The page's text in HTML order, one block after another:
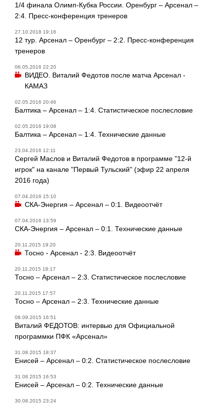
1/4 финала Олимп-Кубка России. Оренбург – Арсенал –
2:4. Пресс-конференция тренеров
27.10.2018 19:16
12 тур. Арсенал – Оренбург – 2:2. Пресс-конференция
тренеров
06.05.2016 22:20
ВИДЕО. Виталий Федотов после матча Арсенал -
КАМАЗ
02.05.2016 20:46
Балтика – Арсенал – 1:4. Статистическое послесловие
02.05.2016 19:08
Балтика – Арсенал – 1:4. Технические данные
23.04.2016 12:11
Сергей Маслов и Виталий Федотов в программе "12-й
игрок" на канале "Первый Тульский" (эфир 22 апреля
2016 года)
07.04.2016 15:10
СКА-Энергия – Арсенал – 0:1. Видеоотчёт
07.04.2016 13:59
СКА-Энергия – Арсенал – 0:1. Технические данные
20.11.2015 19:20
Тосно - Арсенал - 2:3. Видеоотчёт
20.11.2015 18:17
Тосно – Арсенал – 2:3. Статистическое послесловие
20.11.2015 17:57
Тосно – Арсенал – 2:3. Технические данные
08.09.2015 16:51
Виталий ФЕДОТОВ: интервью для Официальной
программки ПФК «Арсенал»
31.08.2015 18:37
Енисей – Арсенал – 0:2. Статистическое послесловие
31.08.2015 16:53
Енисей – Арсенал – 0:2. Технические данные
30.08.2015 23:24